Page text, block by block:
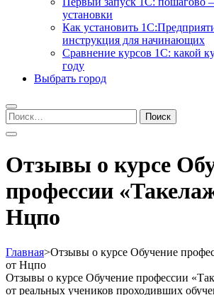
установки
Как установить
инструкция для начинающих
Сравнение курсов 1С: какой
году
Выбрать город
Найти:
Отзывы о курсе
профессии
Нцпо
Главная>Отзывы о курсе Обучение
от Нцпо
Отзывы о курсе Обучение профессии
от реальных учеников проходивших